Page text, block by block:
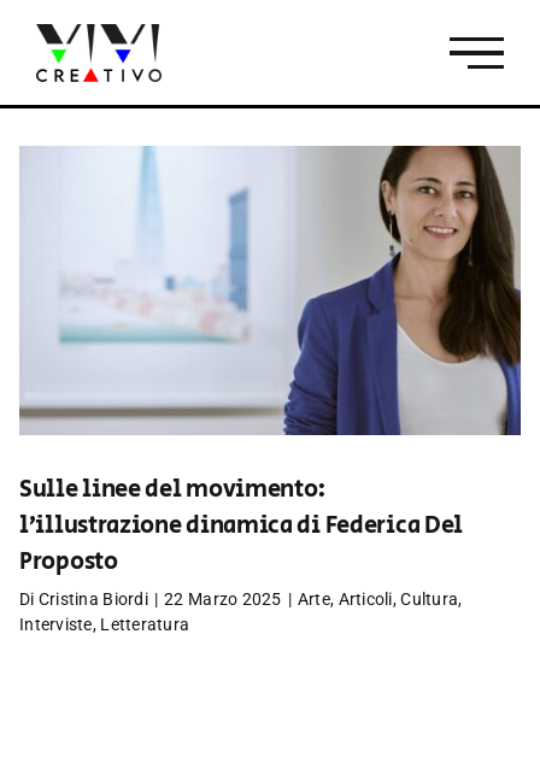
contenuto
Sulle linee del movimento:
l’illustrazione dinamica di Federica Del
Proposto
Di Cristina Biordi | 22 Marzo 2025 | Arte, Articoli,Cultura,
Interviste, Letteratura